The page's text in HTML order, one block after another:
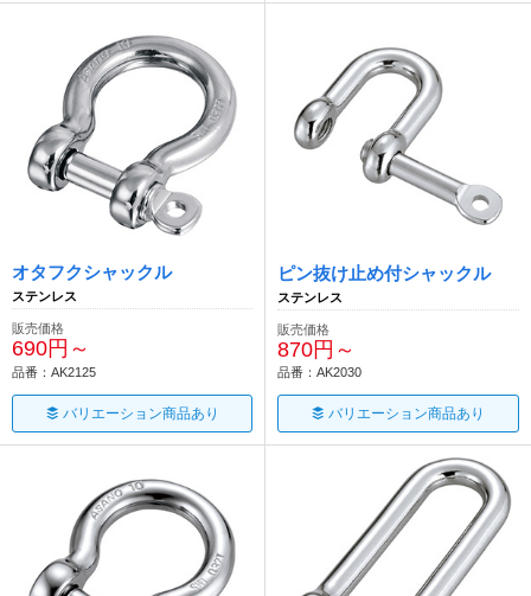
オタフクシャックル
ステンレス
販売価格
690円～
品番：AK2125
バリエーション商品あり
ピン抜け止め付シャックル
ステンレス
販売価格
870円～
品番：AK2030
バリエーション商品あり